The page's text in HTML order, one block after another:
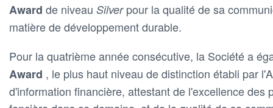
Award de niveau Silver pour la qualité de sa
matière de développement durable.
Pour la quatrième année consécutive, la Société a
Award , le plus haut niveau de distinction établi par
d'information financière, attestant de l'excellence des